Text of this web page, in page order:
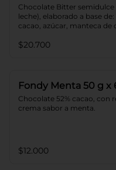
Chocolate Bitter semidulce
leche), elaborado a base
cacao, azúcar, manteca de
Cacao: 62%
$20.700
Fondy Menta 50 g x
Chocolate 52% cacao, con
crema sabor a menta.
$12.000